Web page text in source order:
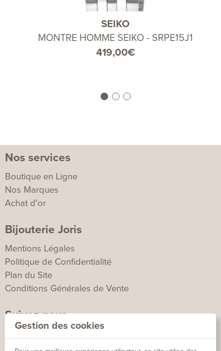
SEIKO
MONTRE HOMME SEIKO - SRPE15J1
419,00€
Nos services
Boutique en Ligne
Nos Marques
Achat d'or
Bijouterie Joris
Mentions Légales
Politique de Confidentialité
Plan du Site
Conditions Générales de Vente
Suivez-nous
Gestion des cookies